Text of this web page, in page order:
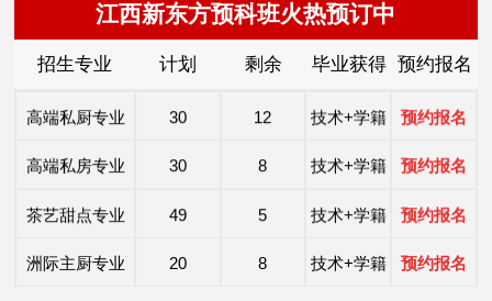
江西新东方预科班火热预订中
招生专业 计划 剩余 毕业获得 预约报名
时尚西点专业 49 5 技术+学籍
经典西点专业 34 8 技术+学籍 预约报名
高端私厨专业 30 12 技术+学籍 预约报名
高端私房专业 30 8 技术+学籍 预约报名
茶艺甜点专业 49 5 技术+学籍 预约报名
洲际主厨专业 20 8 技术+学籍 预约报名